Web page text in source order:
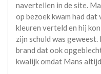
navertellen in de site.
op bezoek kwam had
kleuren verteld en hij
zijn schuld was
brand dat ook
kwalijk omdat Mans